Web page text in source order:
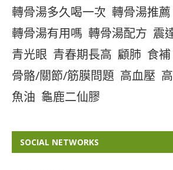
轉骨湯多久喝一次 轉骨湯推薦
轉骨湯有用嗎 轉骨湯配方 震
青光眼 青春期長高 顧肺 食補
骨骼/關節/筋膜問題 高血壓
魚油 龜鹿二仙膠
SOCIAL NETWORKS